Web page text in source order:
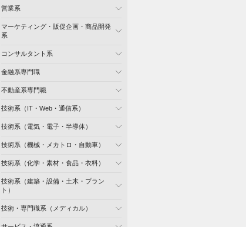
営業系
マーケティング・販促企画・商品開発
系
コンサルタント系
金融系専門職
不動産系専門職
技術系（IT・Web・通信系）
技術系（電気・電子・半導体）
技術系（機械・メカトロ・自動車）
技術系（化学・素材・食品・衣料）
技術系（建築・設備・土木・プラン
ト）
技術・専門職系（メディカル）